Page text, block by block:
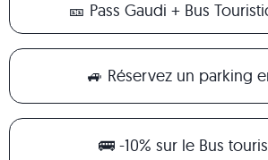
🎫 Pass Gaudi + Bus
🚙 Réservez un parking
🚌 -10% sur le Bus